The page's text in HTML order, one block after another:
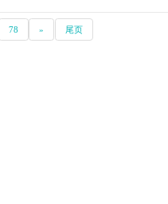
78 » 尾页